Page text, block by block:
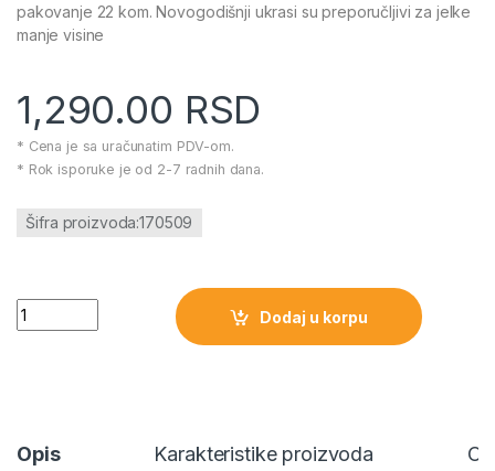
pakovanje 22 kom. Novogodišnji ukrasi su preporučljivi za jelke
manje visine
1,290.00 RSD
* Cena je sa uračunatim PDV-om.
* Rok isporuke je od 2-7 radnih dana.
Šifra proizvoda:170509
Novogodišnji ukrasi raznobojni 26 komada količina
Dodaj u korpu
Opis Karakteristike proizvoda